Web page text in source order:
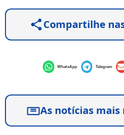
Compartilhe
WhatsApp Telegram
As notícias mais